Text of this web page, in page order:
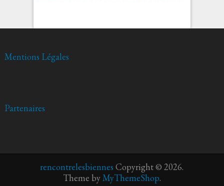
Mentions Légales
Partenaires
rencontrelesbiennes Copyright © 2026.
Theme by MyThemeShop.